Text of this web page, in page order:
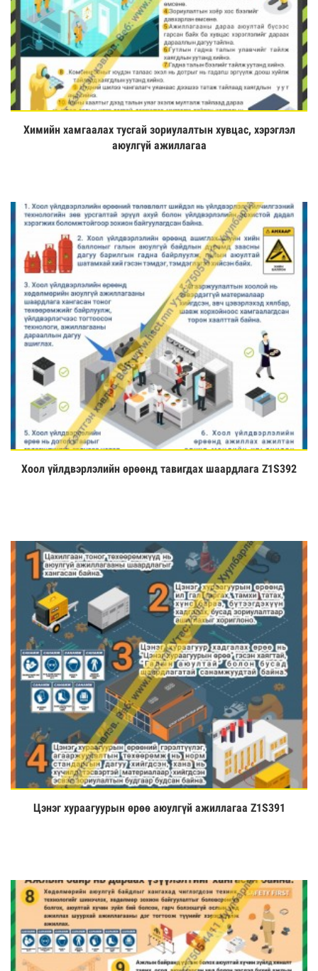
Үзэх
Химийн хамгаалах тусгай зориулалтын хувцас, хэрэглэл
аюулгүй ажиллагаа
Үзэх
Хоол үйлдвэрлэлийн өрөөнд тавигдах шаардлага Z1S392
Үзэх
Цэнэг хураагуурын өрөө аюулгүй ажиллагаа Z1S391